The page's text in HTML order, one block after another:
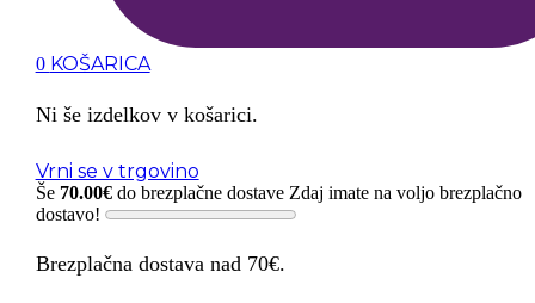
0 KOŠARICA
Ni še izdelkov v košarici.
Vrni se v trgovino
Še 70.00€do brezplačne dostave Zdaj imate na voljo brezplačno
dostavo!
Brezplačna dostava nad 70€.